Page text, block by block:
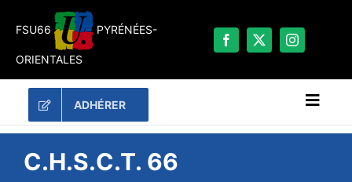
FSU66 PYRÉNÉES-
ORIENTALES
ADHÉRER
C.H.S.C.T. 66